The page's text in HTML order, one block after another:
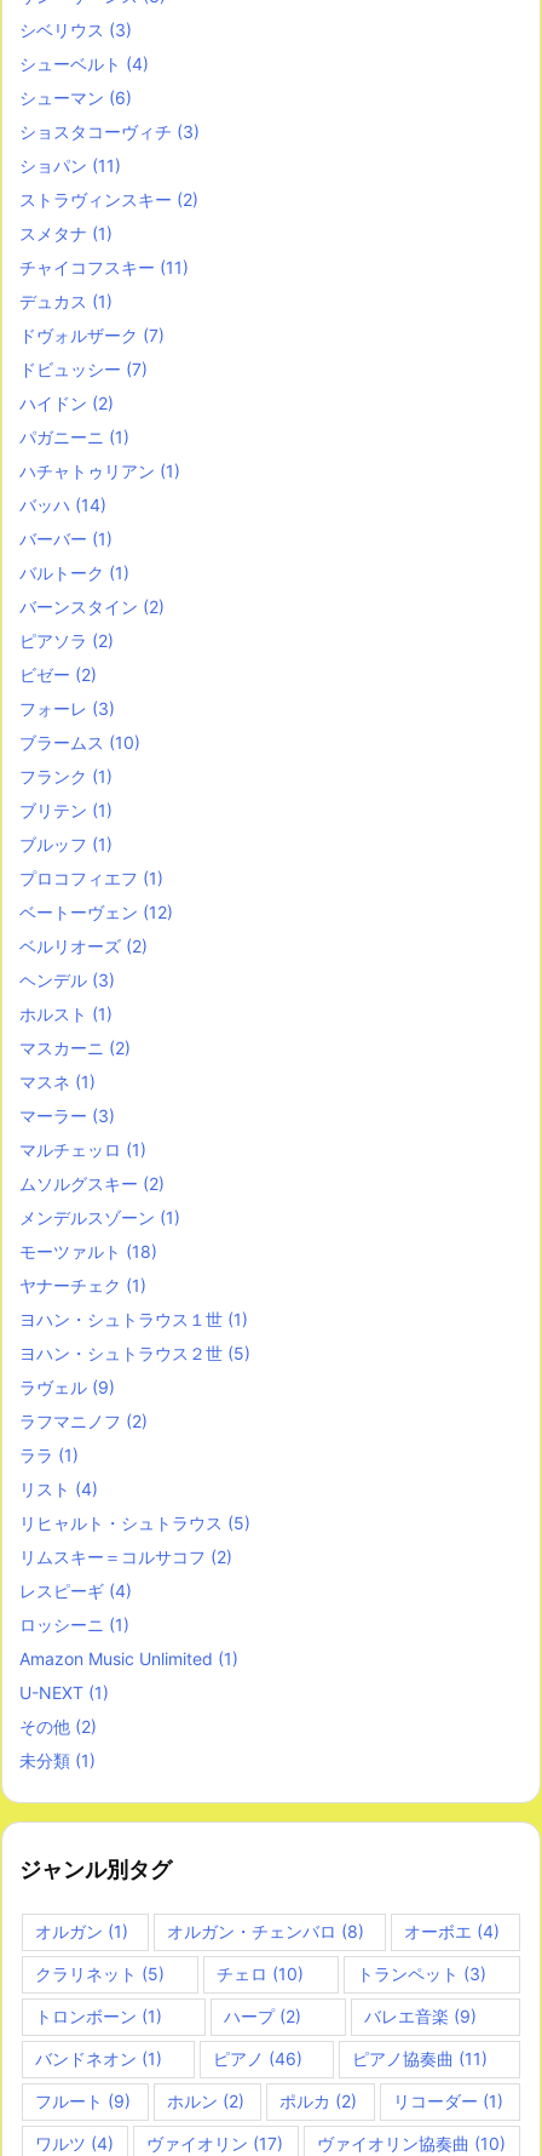
シベリウス (3)
シューベルト (4)
シューマン (6)
ショスタコーヴィチ (3)
ショパン (11)
ストラヴィンスキー (2)
スメタナ (1)
チャイコフスキー (11)
デュカス (1)
ドヴォルザーク (7)
ドビュッシー (7)
ハイドン (2)
パガニーニ (1)
ハチャトゥリアン (1)
バッハ (14)
バーバー (1)
バルトーク (1)
バーンスタイン (2)
ピアソラ (2)
ビゼー (2)
フォーレ (3)
ブラームス (10)
フランク (1)
ブリテン (1)
ブルッフ (1)
プロコフィエフ (1)
ベートーヴェン (12)
ベルリオーズ (2)
ヘンデル (3)
ホルスト (1)
マスカーニ (2)
マスネ (1)
マーラー (3)
マルチェッロ (1)
ムソルグスキー (2)
メンデルスゾーン (1)
モーツァルト (18)
ヤナーチェク (1)
ヨハン・シュトラウス１世 (1)
ヨハン・シュトラウス２世 (5)
ラヴェル (9)
ラフマニノフ (2)
ララ (1)
リスト (4)
リヒャルト・シュトラウス (5)
リムスキー＝コルサコフ (2)
レスピーギ (4)
ロッシーニ (1)
Amazon Music Unlimited (1)
U-NEXT (1)
その他 (2)
未分類 (1)
ジャンル別タグ
オルガン (1) オルガン・チェンバロ (8) オーボエ (4)
クラリネット (5) チェロ (10) トランペット (3)
トロンボーン (1) ハープ(2) バレエ音楽 (9)
バンドネオン (1) ピアノ (46) ピアノ協奏曲 (11)
フルート (9) ホルン (2) ポルカ (2) リコーダー (1)
ワルツ (4) ヴァイオリン (17) ヴァイオリン協奏曲 (10)